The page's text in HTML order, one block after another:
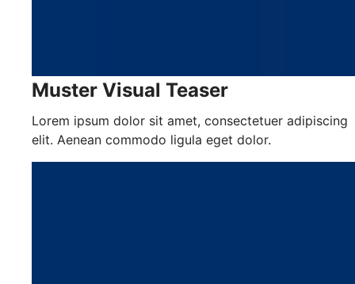
Muster Visual Teaser
Lorem ipsum dolor sit amet, consectetuer adipiscing
elit. Aenean commodo ligula eget dolor.